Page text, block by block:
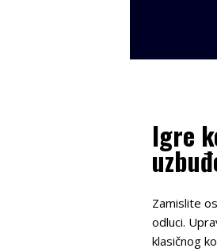
Igre
Zamislite
odluci.
klasičnog